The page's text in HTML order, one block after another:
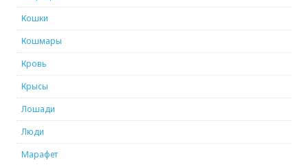
Кошки
Кошмары
Кровь
Крысы
Лошади
Люди
Марафет